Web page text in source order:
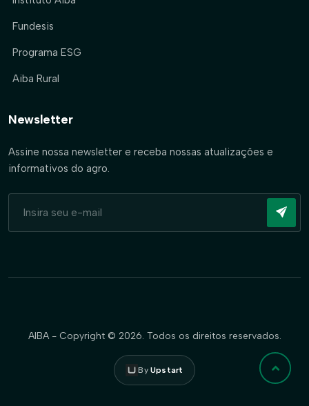
Fundesis
Programa ESG
Aiba Rural
Newsletter
Assine nossa newsletter e receba nossas atualizações e
informativos do agro.
AIBA - Copyright © 2026. Todos os direitos reservados.
ByUpstart